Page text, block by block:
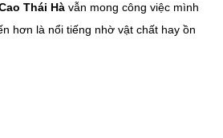
Thái Hà vẫn mong công việc mình
hơn là nổi tiếng nhờ vật chất hay ồn